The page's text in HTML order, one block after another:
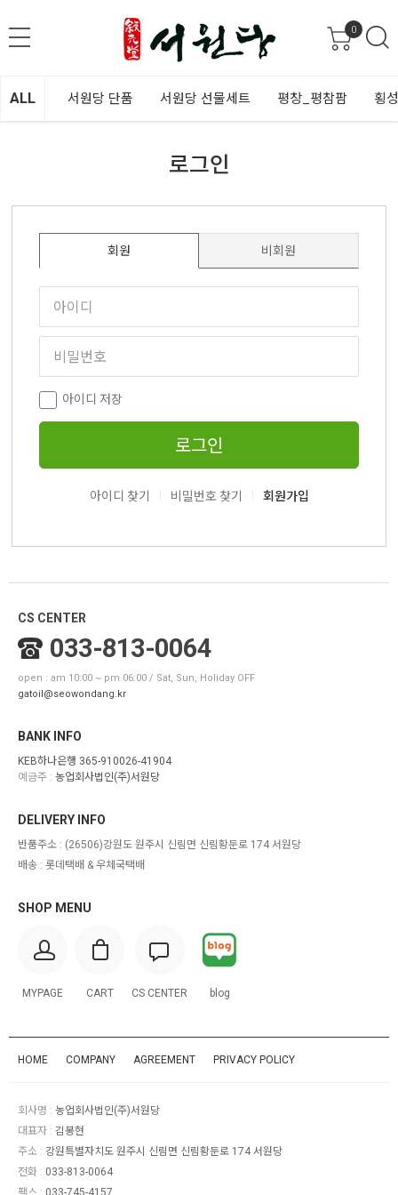
0
ALL 서원당 단품 서원당 선물세트 평창_평참팜 횡
로그인
회원 비회원
아이디 저장
로그인
아이디 찾기 비밀번호 찾기 회원가입
CS CENTER
033-813-0064
open : am 10:00 ~ pm 06:00 / Sat, Sun, Holiday OFF
gatoil@seowondang.kr
BANK INFO
KEB하나은행 365-910026-41904
예금주 : 농업회사법인(주)서원당
SHOP MENU
MYPAGE CART CS CENTER blog
DELIVERY INFO
반품주소 : (26506)강원도 원주시 신림면 신림황둔로 174 서원당
배송 : 롯데택배 & 우체국택배
HOME COMPANY AGREEMENT PRIVACY POLICY
회사명 : 농업회사법인(주)서원당
대표자 : 김봉현
주소 : 강원특별자치도 원주시 신림면 신림황둔로 174 서원당
전화 : 033-813-0064
팩스 : 033-745-4157